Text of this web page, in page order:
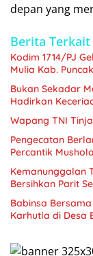
depan yang
Berita Terkait
Kodim 1714/PJ
Mulia Kab.
Bukan Sekadar
Hadirkan
Wapang TNI
Pengecatan
Percantik
Kemanunggalan
Bersihkan Parit
Babinsa
Karhutla di Desa